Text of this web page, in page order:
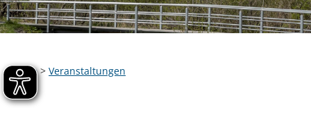
Home> Veranstaltungen